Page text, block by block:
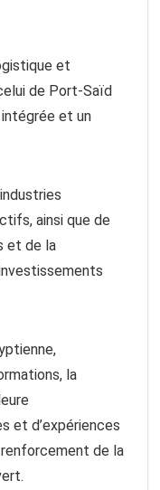
et
de Port-Saïd
et un
ainsi que de
et de la
la
et d’expériences
de la